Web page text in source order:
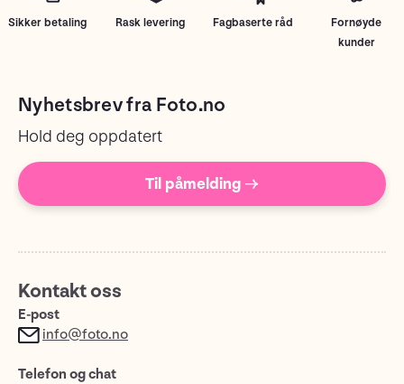
Sikker betaling Rask levering Fagbaserte råd
Fornøyde
kunder
Nyhetsbrev fra Foto.no
Hold deg oppdatert
Til påmelding →
Kontakt oss
E-post
info@foto.no
Telefon og chat